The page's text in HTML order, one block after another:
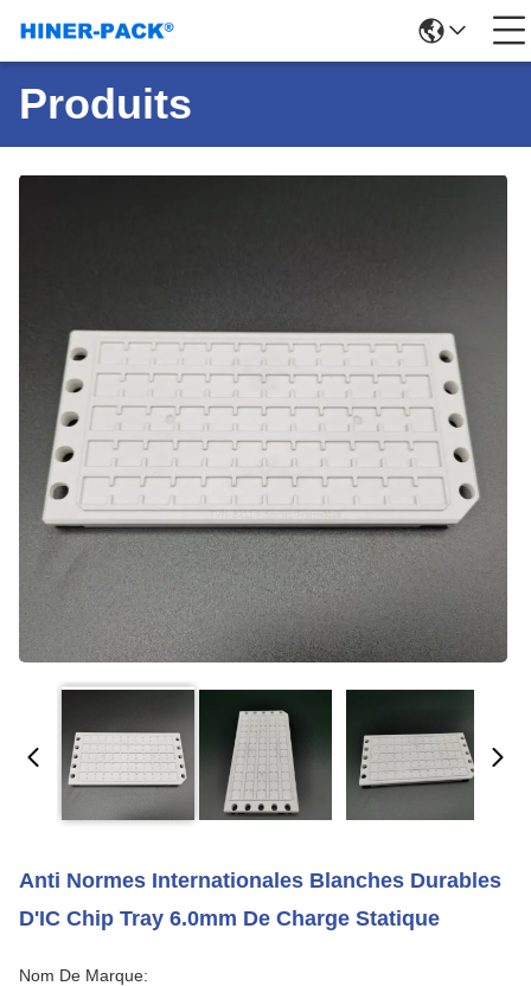
Produits
Anti Normes Internationales Blanches Durables
D'IC Chip Tray 6.0mm De Charge Statique
Nom De Marque: